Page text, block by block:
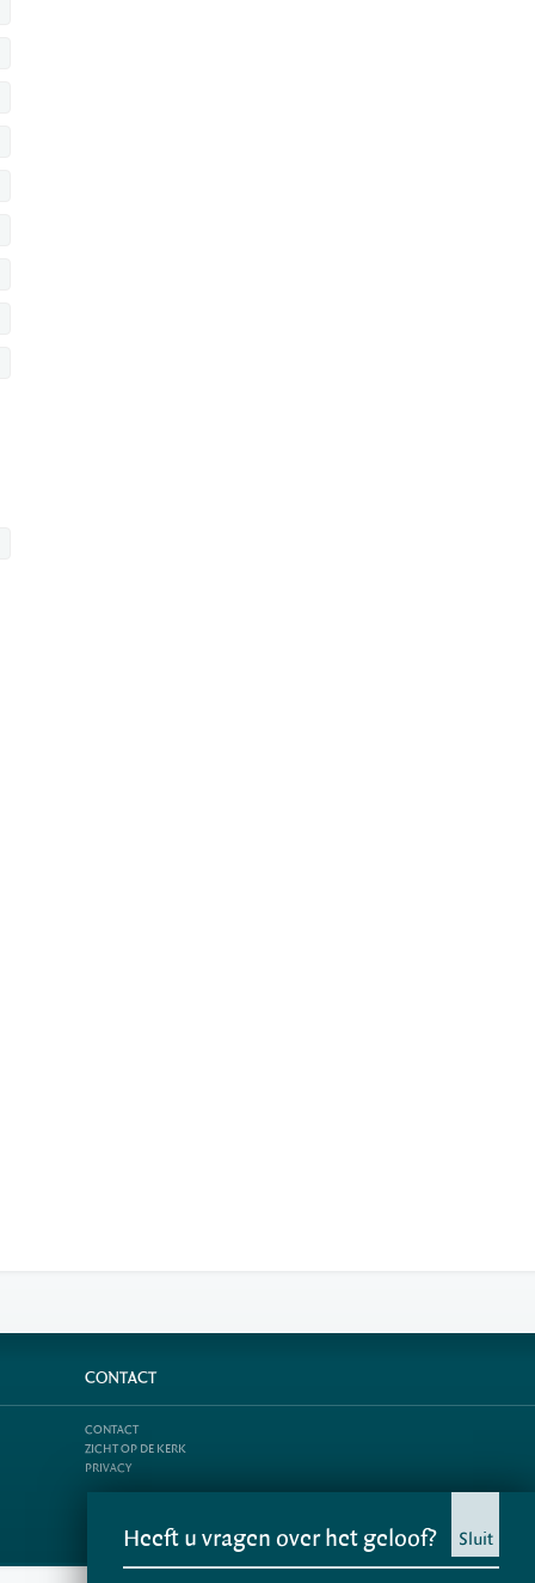
CONTACT
CONTACT
ZICHT OP DE KERK
PRIVACY
Heeft u vragen over het geloof? Sluit